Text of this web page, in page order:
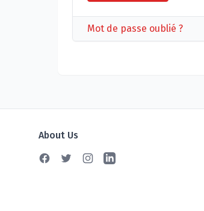
Mot de passe oublié ?
About Us
FacebookTwitterInstagramLinkedin